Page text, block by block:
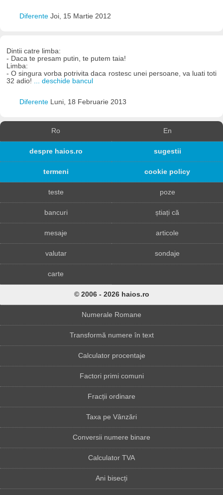
Diferente Joi, 15 Martie 2012
Dintii catre limba:
- Daca te presam putin, te putem taia!
Limba:
- O singura vorba potrivita daca rostesc unei persoane, va luati toti
32 adio!
... deschide bancul
Diferente Luni, 18 Februarie 2013
Ro En
despre haios.ro sugestii
termeni cookie policy
teste poze
bancuri știați că
mesaje articole
valutar sondaje
carte
© 2006 - 2026 haios.ro
Numerale Romane
Transformă numere în text
Calculator procentaje
Factori primi comuni
Fracții ordinare
Taxa pe Vânzări
Conversii numere binare
Calculator TVA
Ani bisecți